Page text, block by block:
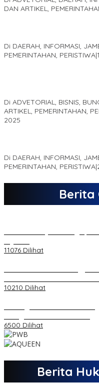
DAN ARTIKEL,
Di DAERAH, INFORMASI,
PEMERINTAHAN, PERISTIWA|
Di ADVETORIAL, BISNIS,
ARTIKEL, PEMERINTAHAN,
2025
Di DAERAH, INFORMASI,
PEMERINTAHAN, PERISTIWA|
Berita
11076 Dilihat
10210 Dilihat
6500 Dilihat
Berita